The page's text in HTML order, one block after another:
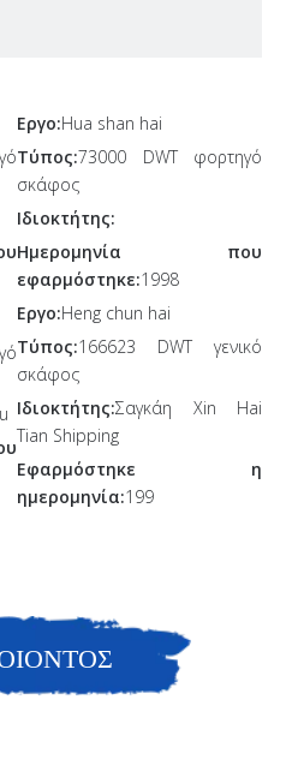
Εργο:Hua shan hai
Τύπος:73000 DWT φορτηγό
σκάφος
Ιδιοκτήτης:
Ημερομηνία που
εφαρμόστηκε:1998
Εργο:Heng chun hai
Τύπος:166623 DWT γενικό
σκάφος
Ιδιοκτήτης:Σαγκάη Xin Hai
Tian Shipping
Εφαρμόστηκε η
ημερομηνία:199